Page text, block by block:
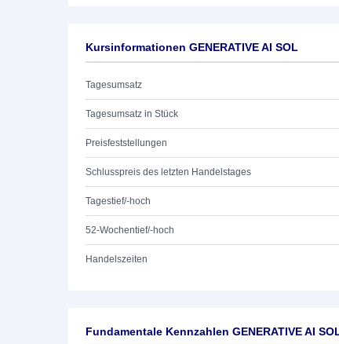
Kursinformationen GENERATIVE AI SOL
Tagesumsatz
Tagesumsatz in Stück
Preisfeststellungen
Schlusspreis des letzten Handelstages
Tagestief/-hoch
52-Wochentief/-hoch
Handelszeiten
Fundamentale Kennzahlen GENERATIVE AI